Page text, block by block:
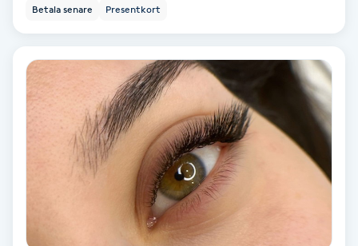
Olaplex
Olaplexbehandling
Ombre
Ombre brows
Betala senare Presentkort